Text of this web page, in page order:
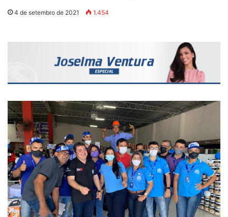
4 de setembro de 2021 1.454